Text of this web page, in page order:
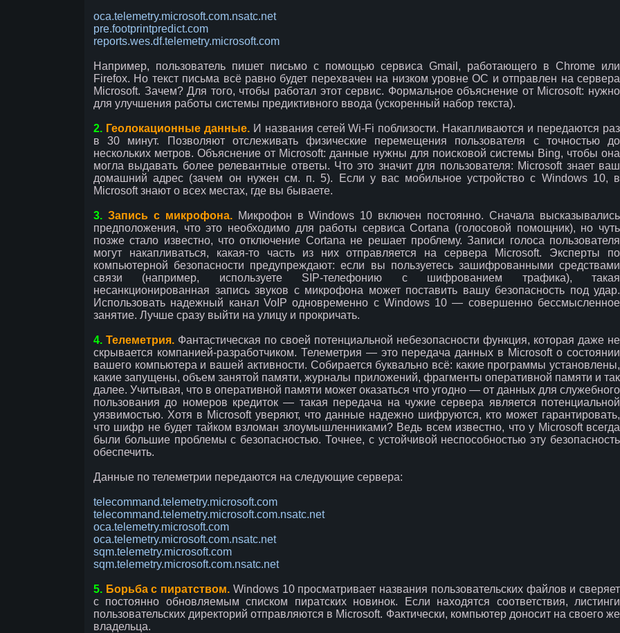
oca.telemetry.microsoft.com.nsatc.net
pre.footprintpredict.com
reports.wes.df.telemetry.microsoft.com
Например, пользователь пишет письмо с помощью сервиса Gmail, работающего в Chrome или
Firefox. Но текст письма всё равно будет перехвачен на низком уровне ОС и отправлен на сервера
Microsoft. Зачем? Для того, чтобы работал этот сервис. Формальное объяснение от Microsoft: нужно
для улучшения работы системы предиктивного ввода (ускоренный набор текста).
2. Геолокационные данные.И названия сетей Wi-Fi поблизости. Накапливаются и передаются раз
в 30 минут. Позволяют отслеживать физические перемещения пользователя с точностью до
нескольких метров. Объяснение от Microsoft: данные нужны для поисковой системы Bing, чтобы она
могла выдавать более релевантные ответы. Что это значит для пользователя: Microsoft знает ваш
домашний адрес (зачем он нужен см. п. 5). Если у вас мобильное устройство с Windows 10, в
Microsoft знают о всех местах, где вы бываете.
3. Запись с микрофона.Микрофон в Windows 10 включен постоянно. Сначала высказывались
предположения, что это необходимо для работы сервиса Cortana (голосовой помощник), но чуть
позже стало известно, что отключение Cortana не решает проблему. Записи голоса пользователя
могут накапливаться, какая-то часть из них отправляется на сервера Microsoft. Эксперты по
компьютерной безопасности предупреждают: если вы пользуетесь зашифрованными средствами
связи (например, используете SIP-телефонию с шифрованием трафика), такая
несанкционированная запись звуков с микрофона может поставить вашу безопасность под удар.
Использовать надежный канал VoIP одновременно с Windows 10 — совершенно бессмысленное
занятие. Лучше сразу выйти на улицу и прокричать.
4. Телеметрия. Фантастическая по своей потенциальной небезопасности функция, которая даже не
скрывается компанией-разработчиком. Телеметрия — это передача данных в Microsoft о состоянии
вашего компьютера и вашей активности. Собирается буквально всё: какие программы установлены,
какие запущены, объем занятой памяти, журналы приложений, фрагменты оперативной памяти и так
далее. Учитывая, что в оперативной памяти может оказаться что угодно — от данных для служебного
пользования до номеров кредиток — такая передача на чужие сервера является потенциальной
уязвимостью. Хотя в Microsoft уверяют, что данные надежно шифруются, кто может гарантировать,
что шифр не будет тайком взломан злоумышленниками? Ведь всем известно, что у Microsoft всегда
были большие проблемы с безопасностью. Точнее, с устойчивой неспособностью эту безопасность
обеспечить.
Данные по телеметрии передаются на следующие сервера:
telecommand.telemetry.microsoft.com
telecommand.telemetry.microsoft.com.nsatc.net
oca.telemetry.microsoft.com
oca.telemetry.microsoft.com.nsatc.net
sqm.telemetry.microsoft.com
sqm.telemetry.microsoft.com.nsatc.net
5. Борьба с пиратством. Windows 10 просматривает названия пользовательских файлов и сверяет
с постоянно обновляемым списком пиратских новинок. Если находятся соответствия, листинги
пользовательских директорий отправляются в Microsoft. Фактически, компьютер доносит на своего же
владельца.